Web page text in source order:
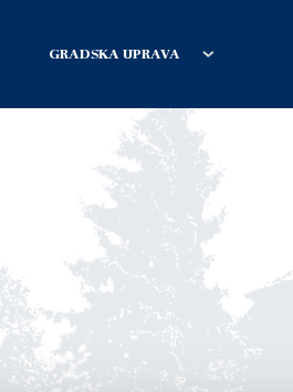
GRADSKA UPRAVA